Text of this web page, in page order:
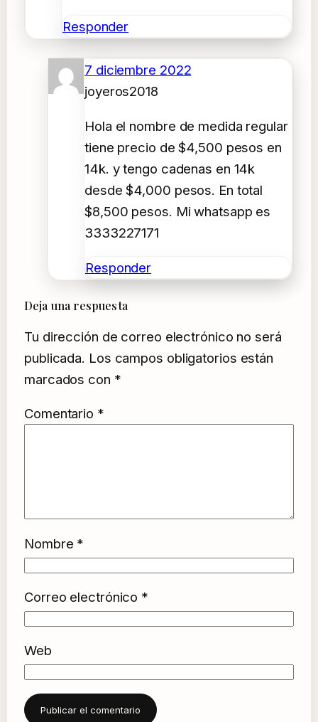
Responder
7 diciembre 2022
joyeros2018
Hola el nombre de medida regular
tiene precio de $4,500 pesos en
14k. y tengo cadenas en 14k
desde $4,000 pesos. En total
$8,500 pesos. Mi whatsapp es
3333227171
Responder
Deja una respuesta
Tu dirección de correo electrónico no será
publicada. Los campos obligatorios están
marcados con *
Comentario *
Nombre *
Correo electrónico *
Web